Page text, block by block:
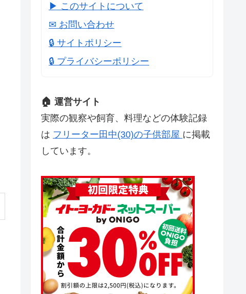
▶ このサイトについて
✉ お問い合わせ
🔒 サイトポリシー
🔒 プライバシーポリシー
🏠 運営サイト
実際の観察や飼育、料理などの体験記録
は フリーター田中(30)の子供部屋 に掲載
しています。